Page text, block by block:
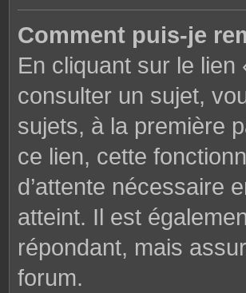
Comment puis-je
En cliquant sur le
consulter un sujet,
sujets, à la première
ce lien, cette
d’attente nécessaire
atteint. Il est
répondant, mais
forum.